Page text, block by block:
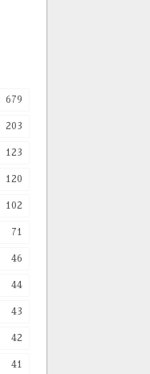
679
203
123
120
102
71
46
44
43
42
41